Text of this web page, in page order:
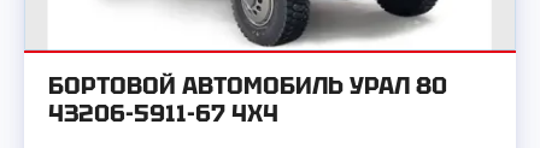
БОРТОВОЙ АВТОМОБИЛЬ УРАЛ 80
43206-5911-67 4X4